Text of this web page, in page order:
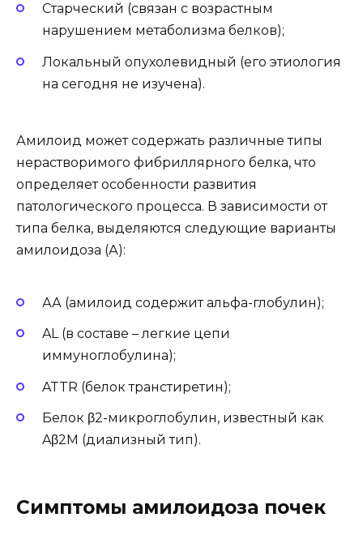
Старческий (связан с возрастным
нарушением метаболизма белков);
Локальный опухолевидный (его этиология
на сегодня не изучена).
Амилоид может содержать различные типы
нерастворимого фибриллярного белка, что
определяет особенности развития
патологического процесса. В зависимости от
типа белка, выделяются следующие варианты
амилоидоза (А):
АА (амилоид содержит альфа-глобулин);
AL (в составе – легкие цепи
иммуноглобулина);
ATTR (белок транстиретин);
Белок β2-микроглобулин, известный как
Aβ2M (диализный тип).
Симптомы амилоидоза почек